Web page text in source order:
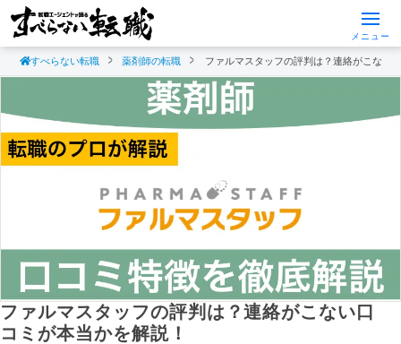
メニュー
すべらない転職 薬剤師の転職 ファルマスタッフの評判は？連絡がこない
ファルマスタッフの評判は？連絡がこない口
コミが本当かを解説！